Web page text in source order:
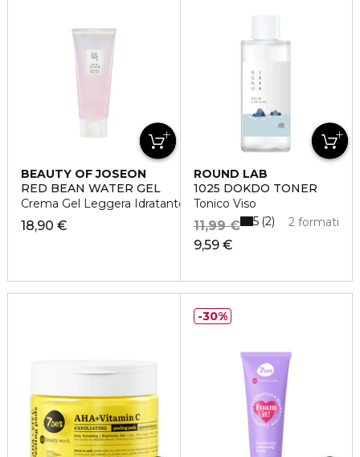
BEAUTY OF JOSEON
RED BEAN WATER GEL
Crema Gel Leggera Idratante
18,90 €
ROUND LAB
1025 DOKDO TONER
Tonico Viso
9,59 €
11,99 € 2 formati
5 2
30%